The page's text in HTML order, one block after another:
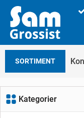
SORTIMENT
Kategorier